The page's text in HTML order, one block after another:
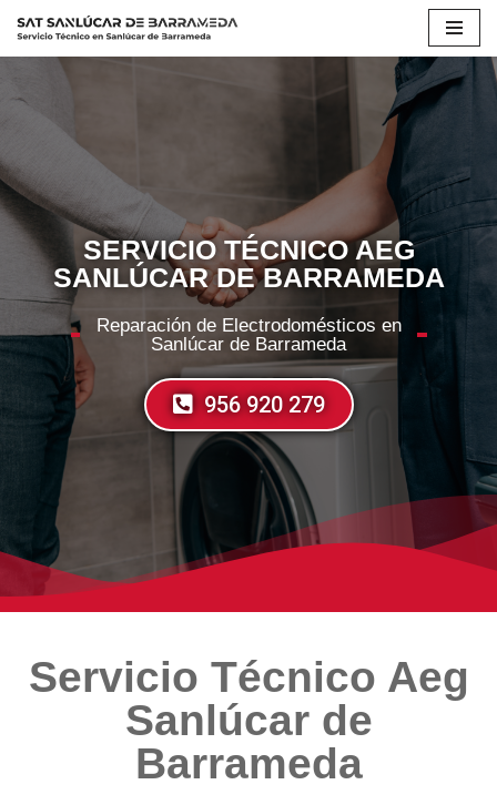
Saltar
SERVICIO TÉCNICO AEG
SANLÚCAR DE BARRAMEDA
Reparación de Electrodomésticos en
Sanlúcar de Barrameda
956 920 279
Servicio Técnico Aeg
Sanlúcar de
Barrameda